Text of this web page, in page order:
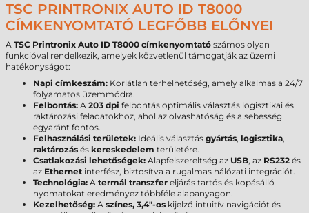
TSC PRINTRONIX AUTO ID T8000
CÍMKENYOMTATÓ LEGFŐBB ELŐNYEI
A TSC Printronix Auto ID T8000 címkenyomtató számos olyan
funkcióval rendelkezik, amelyek közvetlenül támogatják az üzemi
hatékonyságot:
Napi címkeszám: Korlátlan terhelhetőség, amely alkalmas a 24/7
folyamatos üzemmódra.
Felbontás: A 203 dpi felbontás optimális választás logisztikai és
raktározási feladatokhoz, ahol az olvashatóság és a sebesség
egyaránt fontos.
Felhasználási területek: Ideális választás gyártás, logisztika,
raktározás és kereskedelem területére.
Csatlakozási lehetőségek: Alapfelszereltség az USB, az RS232 és
az Ethernet interfész, biztosítva a rugalmas hálózati integrációt.
Technológia: A termál transzfer eljárás tartós és kopásálló
nyomatokat eredményez többféle alapanyagon.
Kezelhetőség: A színes, 3,4"-os kijelző intuitív navigációt és